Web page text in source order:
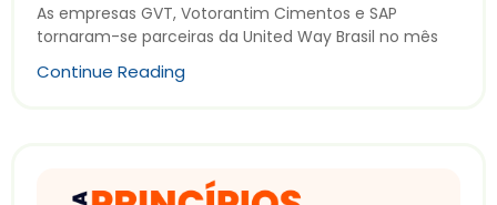
As empresas GVT, Votorantim Cimentos e SAP
tornaram-se parceiras da United Way Brasil no mês
Continue Reading